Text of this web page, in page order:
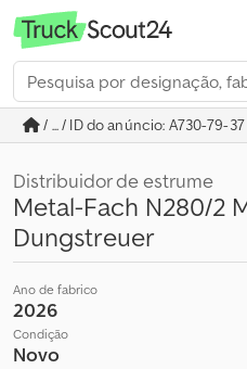
/ ... / ID do anúncio: A730-79-37
Distribuidor de estrume
Metal-Fach N280/2
Dungstreuer
Ano de fabrico
2026
Condição
Novo